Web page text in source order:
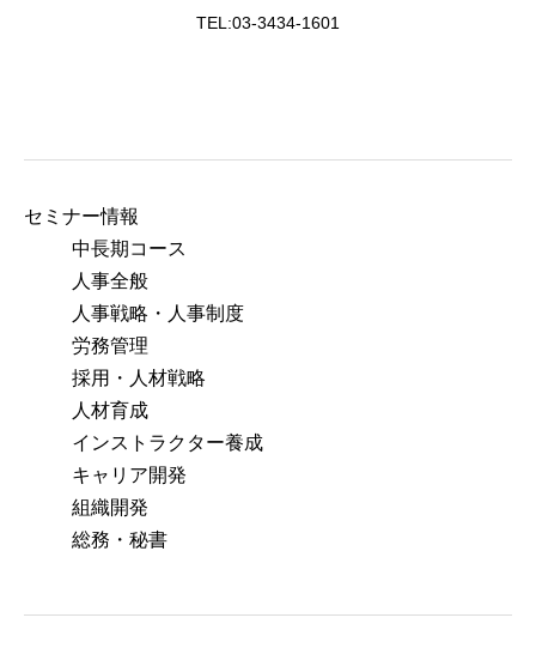
TEL:03-3434-1601
セミナー情報
中長期コース
人事全般
人事戦略・人事制度
労務管理
採用・人材戦略
人材育成
インストラクター養成
キャリア開発
組織開発
総務・秘書